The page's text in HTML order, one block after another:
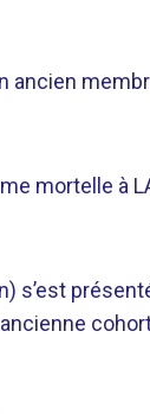
mortelle à
s’est